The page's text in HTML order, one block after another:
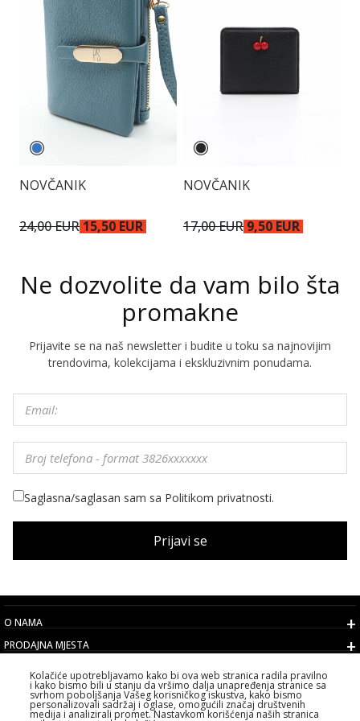
NOVČANIK
24,00 EUR 15,50 EUR
NOVČANIK
17,00 EUR 9,50 EUR
Ne dozvolite da vam bilo šta
promakne
Prijavite se na naš newsletter i budite u toku sa najnovijim
trendovima, kolekcijama i ekskluzivnim ponudama.
Saglasna/saglasan sam sa Politikom privatnosti.
Prijavi se
O NAMA
PRODAJNA MJESTA
KORISNIČKI SERVIS
IZABERITE DRŽAVU
Kolačiće upotrebljavamo kako bi ova web stranica radila pravilno
i kako bismo bili u stanju da vršimo dalja unapređenja stranice sa
svrhom poboljšanja Vašeg korisničkog iskustva, kako bismo
personalizovali sadržaj i oglase, omogućili značaj društvenih
medija i analizirali promet. Nastavkom korišćenja naših stranica